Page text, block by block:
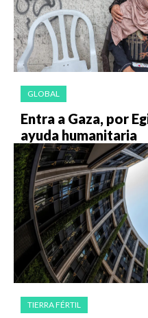
GLOBAL
Entra a Gaza, por
ayuda humanitaria
TIERRA FÉRTIL